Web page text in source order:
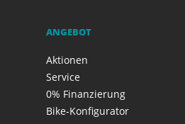
ANGEBOT
Aktionen
Service
0% Finanzierung
Bike-Konfigurator